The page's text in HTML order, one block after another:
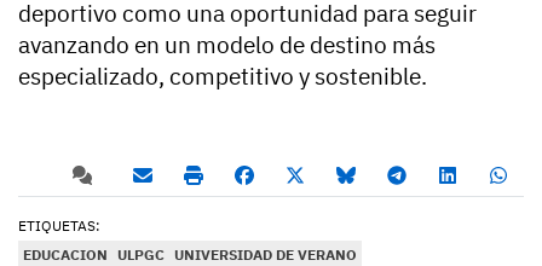
deportivo como una oportunidad para seguir
avanzando en un modelo de destino más
especializado, competitivo y sostenible.
ETIQUETAS:
EDUCACION
ULPGC UNIVERSIDAD DE VERANO